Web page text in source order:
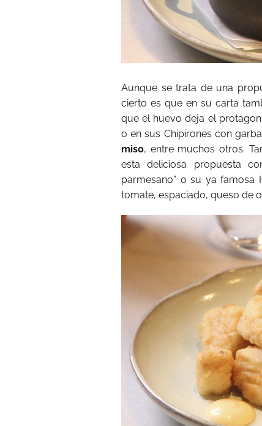
Aunque se trata de una
cierto es que en su carta
que el huevo deja el
o en sus Chipirones con
miso, entre muchos otros.
esta deliciosa propuesta
parmesano” o su ya famosa
tomate, espaciado, queso de